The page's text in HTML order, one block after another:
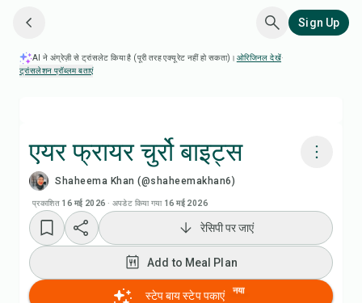
Sign Up
AI ने अंग्रेज़ी से ट्रांसलेट किया है (पूरी तरह एक्यूरेट नहीं हो सकता)। ओरिजिनल देखें·
ट्रांसलेशन प्रॉब्लम बताएं
एयर फ्रायर चुर्रो बाइट्स
Shaheema Khan (@shaheemakhan6)
प्रकाशित 16 मई 2026 · अपडेट किया गया 16 मई 2026
Add to Meal Plan
Add to Shopping List
रेसिपी पर जाएं
Add to Meal Plan
स्टेप बाय स्टेप पकाएं नया